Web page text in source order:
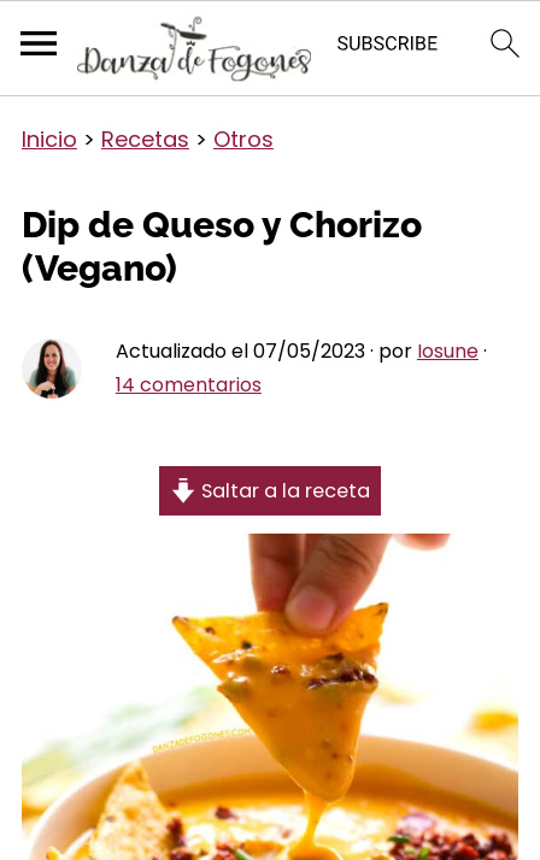
Inicio > Recetas > Otros
Dip de Queso y Chorizo
(Vegano)
Actualizado el 07/05/2023 · por Iosune·
14 comentarios
Saltar a la receta